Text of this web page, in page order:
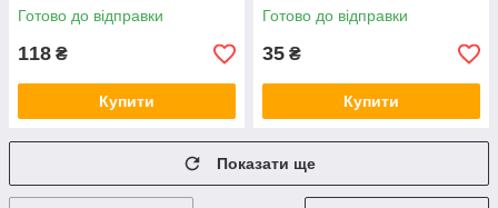
Готово до відправки
118 ₴
Купити
Готово до відправки
35 ₴
Купити
Показати ще